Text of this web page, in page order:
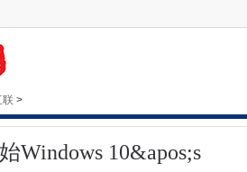
联 >
Windows 10&apos;s